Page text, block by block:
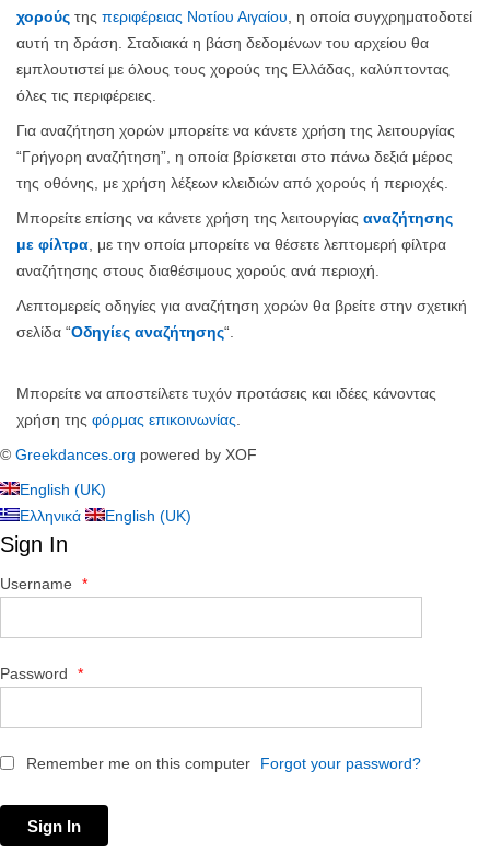
χορούς της περιφέρειας Νοτίου Αιγαίου , η οποία συγχρηματοδοτεί
αυτή τη δράση. Σταδιακά η βάση δεδομένων του αρχείου θα
εμπλουτιστεί με όλους τους χορούς της Ελλάδας, καλύπτοντας
όλες τις περιφέρειες.
Για αναζήτηση χορών μπορείτε να κάνετε χρήση της λειτουργίας
“Γρήγορη αναζήτηση”, η οποία βρίσκεται στο πάνω δεξιά μέρος
της οθόνης, με χρήση λέξεων κλειδιών από χορούς ή περιοχές.
Μπορείτε επίσης να κάνετε χρήση της λειτουργίας αναζήτησης
με φίλτρα , με την οποία μπορείτε να θέσετε λεπτομερή φίλτρα
αναζήτησης στους διαθέσιμους χορούς ανά περιοχή.
Λεπτομερείς οδηγίες για αναζήτηση χορών θα βρείτε στην σχετική
σελίδα “Οδηγίες αναζήτησης“.
Μπορείτε να αποστείλετε τυχόν προτάσεις και ιδέες κάνοντας
χρήση της φόρμας επικοινωνίας
© Greekdances.org powered by XOF
English (UK)
Ελληνικά
English (UK)
Sign In
Username *
Password *
Remember me on this computer Forgot your password?